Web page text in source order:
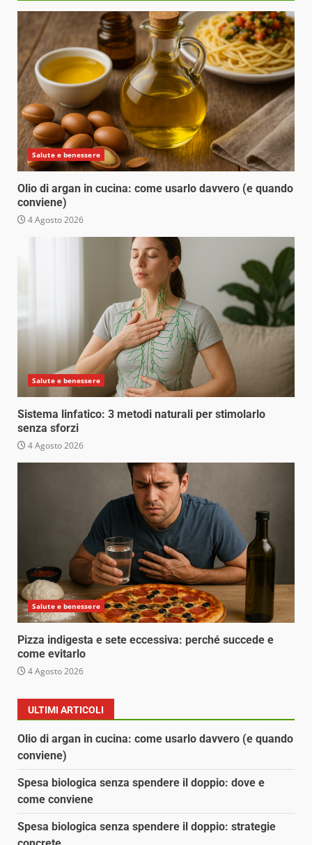
Salute e benessere
Olio di argan in cucina: come usarlo davvero (e quando
conviene)
4 Agosto 2026
Salute e benessere
Sistema linfatico: 3 metodi naturali per stimolarlo
senza sforzi
4 Agosto 2026
Salute e benessere
Pizza indigesta e sete eccessiva: perché succede e
come evitarlo
4 Agosto 2026
ULTIMI ARTICOLI
Olio di argan in cucina: come usarlo davvero (e quando
conviene)
Spesa biologica senza spendere il doppio: dove e
come conviene
Spesa biologica senza spendere il doppio: strategie